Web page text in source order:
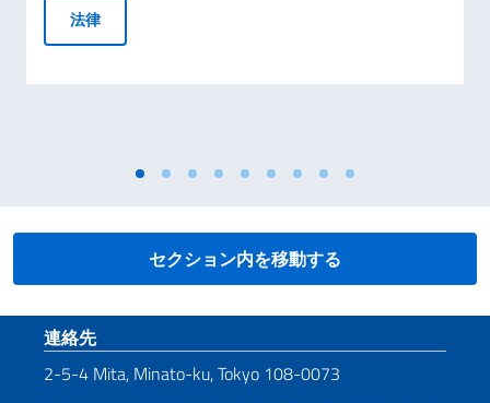
法律COMUNICATO STAMPA - Italia e Yamaha Japan insieme
セクション内を移動する
Footer section
連絡先
2-5-4 Mita, Minato-ku, Tokyo 108-0073